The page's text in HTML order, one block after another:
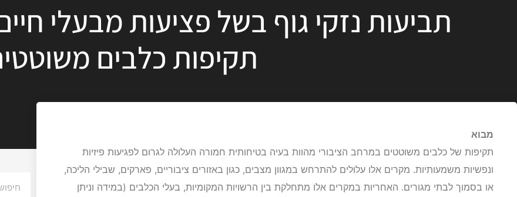
תביעות נזקי גוף בשל פציעות מבעלי
תקיפות כלבים
מבוא
תקיפות של כלבים משוטטים במרחב הציבורי מהוות בעיה בטיחותית חמורה העלולה לגרום לפגיעות פיזיות
ונפשיות משמעותיות. מקרים אלו עלולים להתרחש במגוון מצבים, כגון באזורים ציבוריים, פארקים, שבילי הליכה,
או בסמוך לבתי מגורים. האחריות במקרים אלו מתחלקת בין הרשויות המקומיות, בעלי הכלבים (במידה וניתן